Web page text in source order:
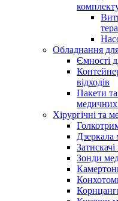
Обладнання для
Ємності
відходів
Пакети та
медичних
Хірургічні та
Дзеркала
Зонди